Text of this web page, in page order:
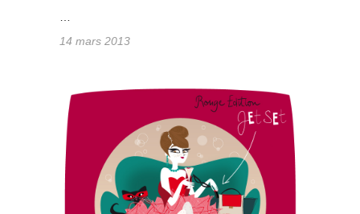
14 mars 2013